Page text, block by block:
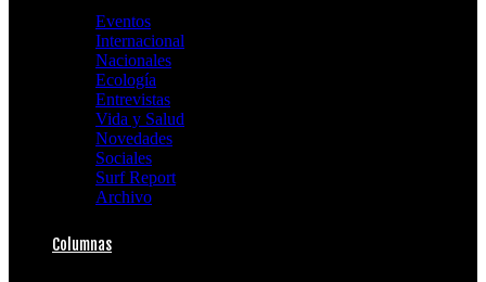
Eventos
Internacional
Nacionales
Ecología
Entrevistas
Vida y Salud
Novedades
Sociales
Surf Report
Archivo
Columnas